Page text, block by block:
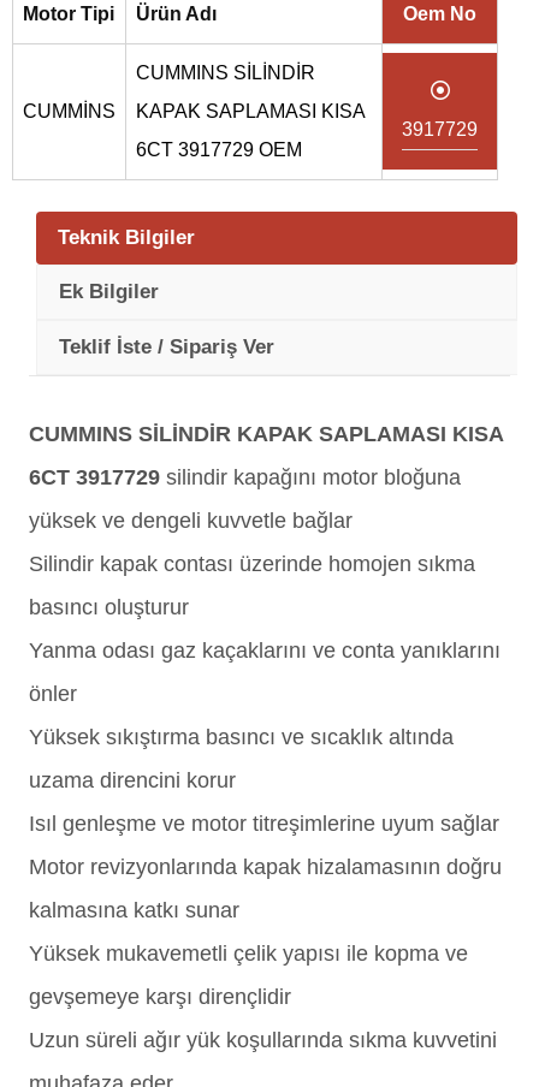
Motor Tipi Ürün Adı Oem No
CUMMİNS
CUMMINS SİLİNDİR
KAPAK SAPLAMASI KISA
6CT 3917729 OEM
3917729
Teknik Bilgiler
Ek Bilgiler
Teklif İste / Sipariş Ver
CUMMINS SİLİNDİR KAPAK SAPLAMASI KISA
6CT 3917729 silindir kapağını motor bloğuna
yüksek ve dengeli kuvvetle bağlar
Silindir kapak contası üzerinde homojen sıkma
basıncı oluşturur
Yanma odası gaz kaçaklarını ve conta yanıklarını
önler
Yüksek sıkıştırma basıncı ve sıcaklık altında
uzama direncini korur
Isıl genleşme ve motor titreşimlerine uyum sağlar
Motor revizyonlarında kapak hizalamasının doğru
kalmasına katkı sunar
Yüksek mukavemetli çelik yapısı ile kopma ve
gevşemeye karşı dirençlidir
Uzun süreli ağır yük koşullarında sıkma kuvvetini